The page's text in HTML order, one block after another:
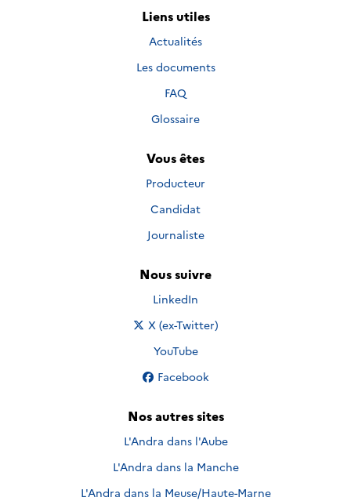
Liens utiles
Actualités
Les documents
FAQ
Glossaire
Vous êtes
Producteur
Candidat
Journaliste
Nous suivre
Nous suivre sur
LinkedIn
Nous suivre sur
X (ex-Twitter)
Nous suivre sur
YouTube
Nous suivre sur
Facebook
Nos autres sites
L'Andra dans l'Aube
L'Andra dans la Manche
L'Andra dans la Meuse/Haute-Marne